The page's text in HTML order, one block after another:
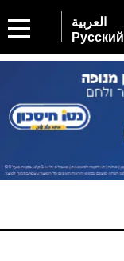
العربية
Русский